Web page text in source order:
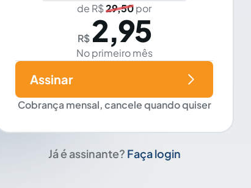
de R$29,50por
R$ 2,95
No primeiro mês
Cobrança mensal, cancele quando quiser
Assinar
Já é assinante? Faça login